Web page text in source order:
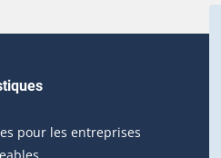
nouvelle fenêtre.)
pour les entreprises